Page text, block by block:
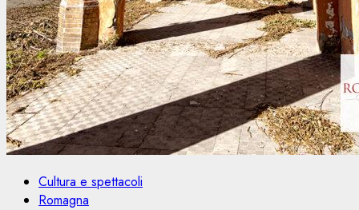
Cultura e spettacoli
Romagna